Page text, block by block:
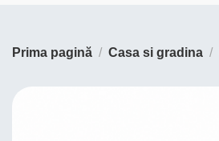
Prima pagină Casa si gradina